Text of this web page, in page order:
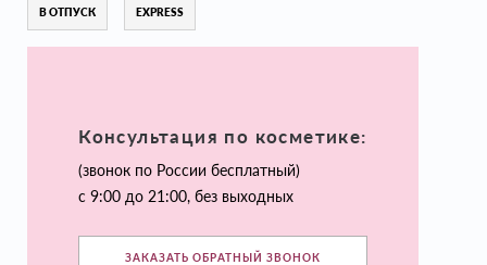
В ОТПУСК EXPRESS
Консультация по косметике:
(звонок по России бесплатный)
с 9:00 до 21:00, без выходных
ЗАКАЗАТЬ ОБРАТНЫЙ ЗВОНОК